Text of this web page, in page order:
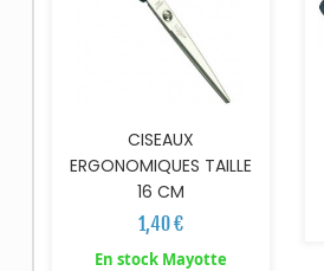
CISEAUX
ERGONOMIQUES TAILLE
16 CM
1,40 €
En stock Mayotte
AJOUTER AU PANIER